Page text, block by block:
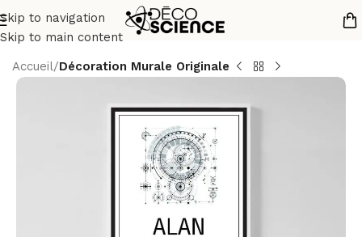
Skip to navigation
Skip to main content
Accueil Décoration Murale Originale